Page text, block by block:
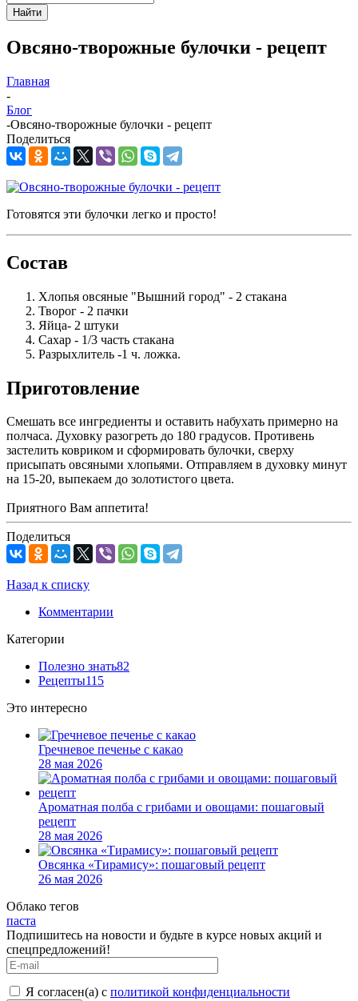
Найти
Овсяно-творожные булочки - рецепт
Главная
-
Блог
-Овсяно-творожные булочки - рецепт
Поделиться
Готовятся эти булочки легко и просто!
Состав
Хлопья овсяные "Вышний город" - 2 стакана
Творог - 2 пачки
Яйца- 2 штуки
Сахар - 1/3 часть стакана
Разрыхлитель -1 ч. ложка.
Приготовление
Смешать все ингредиенты и оставить набухать примерно на
полчаса. Духовку разогреть до 180 градусов. Противень
застелить ковриком и сформировать булочки, сверху
присыпать овсяными хлопьями. Отправляем в духовку минут
на 15-20, выпекаем до золотистого цвета.
Приятного Вам аппетита!
Поделиться
Назад к списку
Комментарии
Категории
Полезно знать82
Рецепты115
Это интересно
Гречневое печенье с какао
28 мая 2026
Ароматная полба с грибами и овощами: пошаговый
рецепт
28 мая 2026
Овсянка «Тирамису»: пошаговый рецепт
26 мая 2026
Облако тегов
паста
Подпишитесь на новости и будьте в курсе новых акций и
спецпредложений!
Я согласен(а) с политикой конфиденциальности